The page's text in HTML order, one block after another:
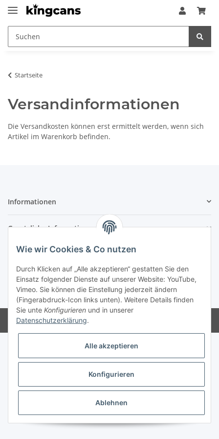
Startseite
Versandinformationen
Die Versandkosten können erst ermittelt werden, wenn sich
Artikel im Warenkorb befinden.
Informationen
Gesetzliche Informationen
* Alle Preise zzgl. gesetzlicher USt., zzgl. Versand
Powered by
Wie wir Cookies & Co nutzen
Durch Klicken auf „Alle akzeptieren“ gestatten Sie den
Einsatz folgender Dienste auf unserer Website: YouTube,
Vimeo. Sie können die Einstellung jederzeit ändern
(Fingerabdruck-Icon links unten). Weitere Details finden
Sie unte Konfigurieren und in unserer
Datenschutzerklärung.
Alle akzeptieren
Konfigurieren
Ablehnen